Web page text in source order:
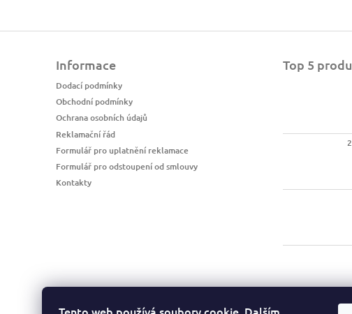
Informace
Dodací podmínky
Obchodní podmínky
Ochrana osobních údajů
Reklamační řád
Formulář pro uplatnění reklamace
Formulář pro odstoupení od smlouvy
Kontakty
Top 5